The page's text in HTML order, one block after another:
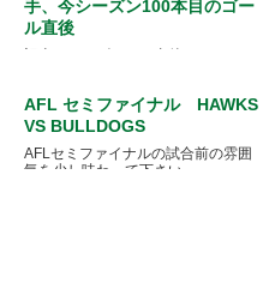
手、今シーズン100本目のゴー
ル直後
記念すべきゴールの直後に…
AFL セミファイナル HAWKS
VS BULLDOGS
AFLセミファイナルの試合前の雰囲
気を少し味わって下さい。